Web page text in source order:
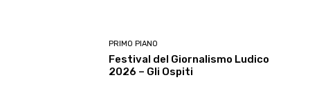
PRIMO PIANO
Festival del Giornalismo Ludico
2026 – Gli Ospiti